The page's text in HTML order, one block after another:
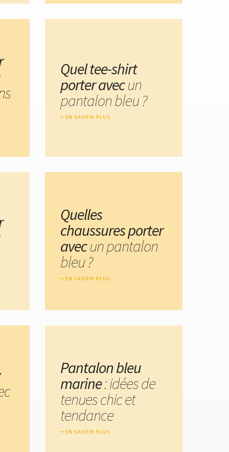
Quel tee-shirt
porter avecun
pantalon bleu ?
EN SAVOIR PLUS
Quelles
chaussures porter
avecun pantalon
bleu ?
EN SAVOIR PLUS
Pantalon bleu
marine: idées de
tenues chic et
tendance
EN SAVOIR PLUS